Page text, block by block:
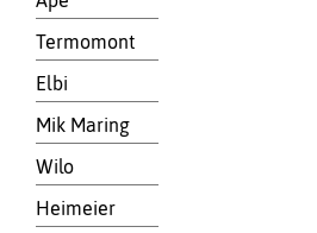
Termomont
Elbi
Mik Maring
Wilo
Heimeier